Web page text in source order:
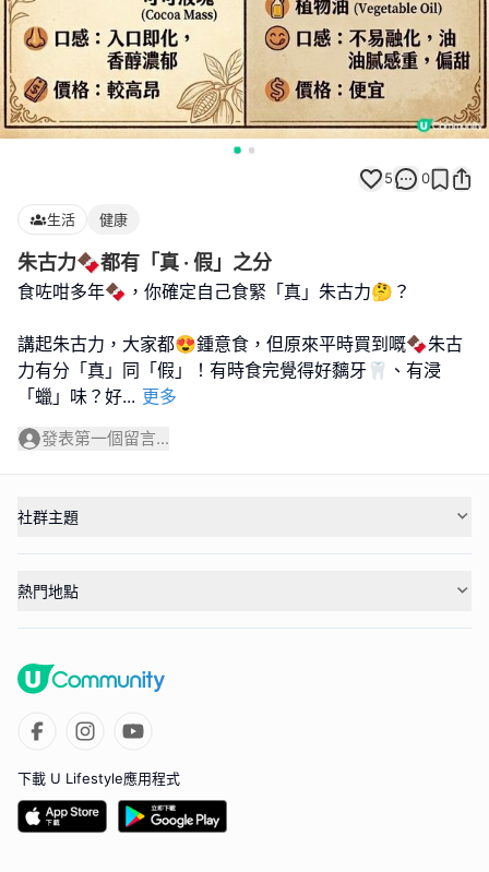
5 0
生活 健康
朱古力​🍫都有「真 · 假」之分
食咗咁多年🍫，你確定自己食緊「真」朱古力🤔？
​講起朱古力，大家都😍鍾意食，但原來平時買到嘅🍫朱古
力有分「真」同「假」！有時食完覺得好黐牙🦷、有浸
「蠟」味？好... 更多
發表第一個留言...
社群主題
熱門地點
下載 U Lifestyle應用程式